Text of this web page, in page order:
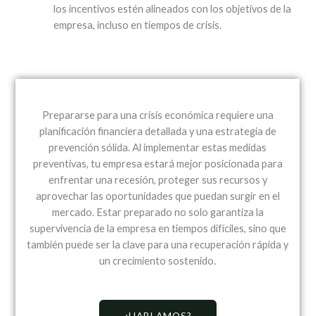
los incentivos estén alineados con los objetivos de la
empresa, incluso en tiempos de crisis.
Prepararse para una crisis económica requiere una
planificación financiera detallada y una estrategia de
prevención sólida. Al implementar estas medidas
preventivas, tu empresa estará mejor posicionada para
enfrentar una recesión, proteger sus recursos y
aprovechar las oportunidades que puedan surgir en el
mercado. Estar preparado no solo garantiza la
supervivencia de la empresa en tiempos difíciles, sino que
también puede ser la clave para una recuperación rápida y
un crecimiento sostenido.